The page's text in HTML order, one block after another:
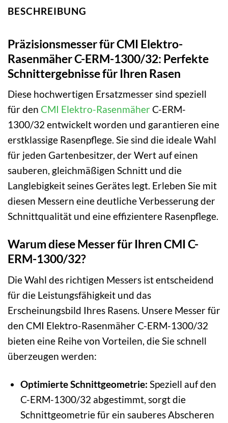
BESCHREIBUNG
Präzisionsmesser für CMI Elektro-
Rasenmäher C-ERM-1300/32: Perfekte
Schnittergebnisse für Ihren Rasen
Diese hochwertigen Ersatzmesser sind speziell
für den CMI Elektro-RasenmäherC-ERM-
1300/32 entwickelt worden und garantieren eine
erstklassige Rasenpflege. Sie sind die ideale Wahl
für jeden Gartenbesitzer, der Wert auf einen
sauberen, gleichmäßigen Schnitt und die
Langlebigkeit seines Gerätes legt. Erleben Sie mit
diesen Messern eine deutliche Verbesserung der
Schnittqualität und eine effizientere Rasenpflege.
Warum diese Messer für Ihren CMI C-
ERM-1300/32?
Die Wahl des richtigen Messers ist entscheidend
für die Leistungsfähigkeit und das
Erscheinungsbild Ihres Rasens. Unsere Messer für
den CMI Elektro-Rasenmäher C-ERM-1300/32
bieten eine Reihe von Vorteilen, die Sie schnell
überzeugen werden:
Optimierte Schnittgeometrie: Speziell auf den
C-ERM-1300/32 abgestimmt, sorgt die
Schnittgeometrie für ein sauberes Abscheren